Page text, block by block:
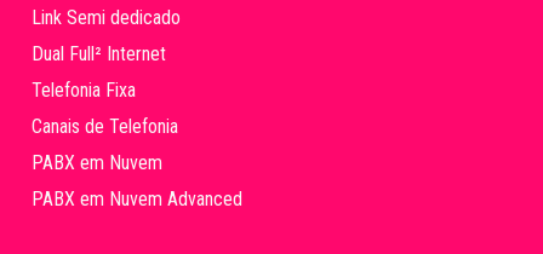
Link Semi dedicado
Dual Full² Internet
Telefonia Fixa
Canais de Telefonia
PABX em Nuvem
PABX em Nuvem Advanced